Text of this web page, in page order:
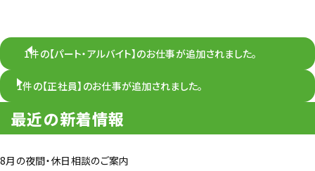
1件の【パート・アルバイト】のお仕事が追加されました。
1件の【正社員】のお仕事が追加されました。
最近の新着情報
8月の夜間・休日相談のご案内